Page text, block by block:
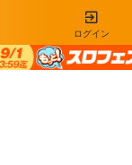
ログイン